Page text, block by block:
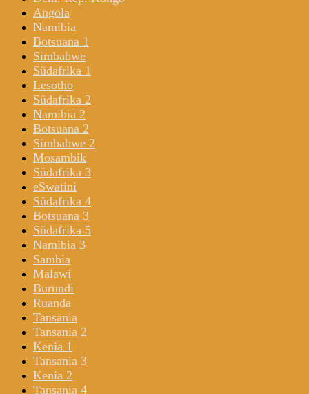
Angola
Namibia
Botsuana 1
Simbabwe
Südafrika 1
Lesotho
Südafrika 2
Namibia 2
Botsuana 2
Simbabwe 2
Mosambik
Südafrika 3
eSwatini
Südafrika 4
Botsuana 3
Südafrika 5
Namibia 3
Sambia
Malawi
Burundi
Ruanda
Tansania
Tansania 2
Kenia 1
Tansania 3
Kenia 2
Tansania 4